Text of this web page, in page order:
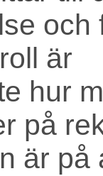
och
är
hur
på
är på